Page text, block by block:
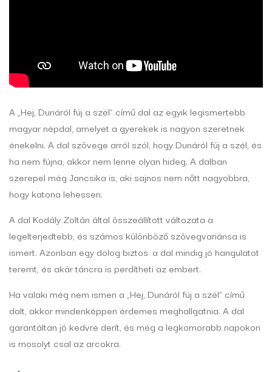
A „Hej, Dunáról fúj a szél” című dal az egyik legismertebb
magyar népdal, amelyet a gyerekek is nagyon szeretnek
énekelni. A dal szövege arról szól, hogy Dunáról fúj a szél, és
ha nem fújna, akkor nem lenne olyan hideg. A dalban
szerepel még Jancsika is, aki sajnos nem nőtt nagyobbra,
hogy katona lehessen.
A dal Kodály Zoltán által összeállított változata a
legelterjedtebb, és számos különböző szövegvariánsa is
ismert. Azonban egy dolog biztos: a dal mindig jó hangulatot
teremt, és akár táncra is perdítheti az embert.
Ha valaki még nem ismeri a „Hej, Dunáról fúj a szél” című
dalt, akkor mindenképpen érdemes meghallgatnia. A dal
garantáltan jó kedvre derít, és még a legkomorabb napokon
is mosolyt csal az arcokra.